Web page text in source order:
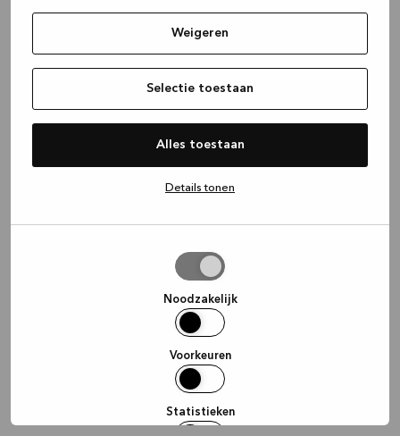
Weigeren
Selectie toestaan
Alles toestaan
Details tonen
Noodzakelijk
Voorkeuren
Statistieken
(see the browser console for more
information).